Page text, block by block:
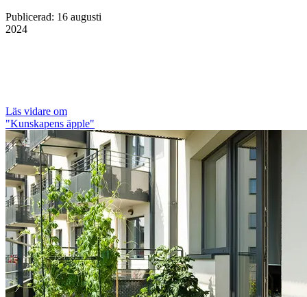
Publicerad: 16 augusti
2024
Läs vidare om
"Kunskapens äpple"